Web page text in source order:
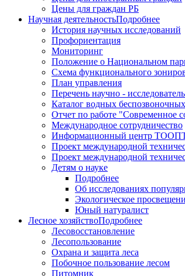
Цены для граждан РБ
Научная деятельностьПодробнее
История научных исследований
Профориентация
Мониторинг
Положение о Национальном
Схема функционального
План управления
Перечень научно -
Каталог водных
Отчет по работе "Современное
Международное сотрудничество
Информационный центр ТООПТ
Проект международной
Проект международной
Детям о науке
Подробнее
Об исследованиях
Экологическое
Юный натуралист
Лесное хозяйствоПодробнее
Лесовосстановление
Лесопользование
Охрана и защита леса
Побочное пользование лесом
Питомник